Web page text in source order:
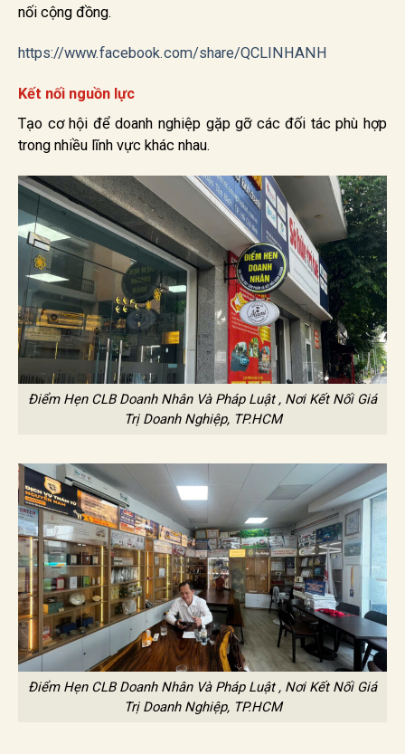
nối cộng đồng.
https://www.facebook.com/share/QCLINHANH
Kết nối nguồn lực
Tạo cơ hội để doanh nghiệp gặp gỡ các đối tác phù hợp
trong nhiều lĩnh vực khác nhau.
Điểm Hẹn CLB Doanh Nhân Và Pháp Luật , Nơi Kết Nối Giá
Trị Doanh Nghiệp, TP.HCM
Điểm Hẹn CLB Doanh Nhân Và Pháp Luật , Nơi Kết Nối Giá
Trị Doanh Nghiệp, TP.HCM